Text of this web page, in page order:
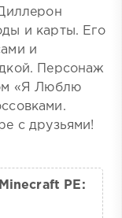
и карты. Его
и
Персонаж
«Я Люблю
с друзьями!
PE: